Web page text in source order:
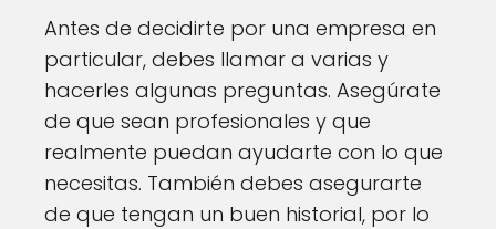
Antes de decidirte por una empresa en
particular, debes llamar a varias y
hacerles algunas preguntas. Asegúrate
de que sean profesionales y que
realmente puedan ayudarte con lo que
necesitas. También debes asegurarte
de que tengan un buen historial, por lo